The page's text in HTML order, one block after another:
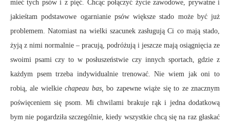
mieć tych psów i z pięć. Chcąc połączyć życie zawodowe, prywatne i
jakieśtam podstawowe ogarnianie psów większe stado może być już
problemem. Natomiast na wielki szacunek zasługują Ci co mają stado,
żyją z nimi normalnie – pracują, podróżują i jeszcze mają osiągnięcia ze
swoimi psami czy to w posłuszeństwie czy innych sportach, gdzie z
każdym psem trzeba indywidualnie trenować. Nie wiem jak oni to
robią, ale wielkiechapeau bas,bo zapewne wiąże się to ze znacznym
poświęceniem się psom. Mi chwilami brakuje rąk i jedna dodatkową
bym nie pogardziła szczególnie, kiedy wszystkie chcą się na raz głaskać